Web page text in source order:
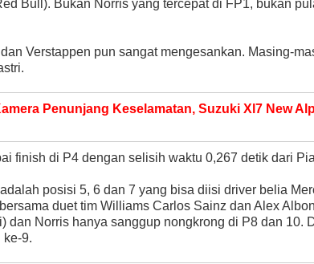
Bull). Bukan Norris yang tercepat di FP1, bukan
Verstappen pun sangat mengesankan. Masing-
Penunjang Keselamatan, Suzuki Xl7 New
finish di P4 dengan selisih waktu 0,267 detik dari
posisi 5, 6 dan 7 yang bisa diisi driver belia
duet tim Williams Carlos Sainz dan Alex
dan Norris hanya sanggup nongkrong di P8 dan 10.
ke-9.